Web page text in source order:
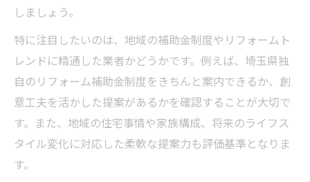
しましょう。
特に注目したいのは、地域の補助金制度やリフォームト
レンドに精通した業者かどうかです。例えば、埼玉県独
自のリフォーム補助金制度をきちんと案内できるか、創
意工夫を活かした提案があるかを確認することが大切で
す。また、地域の住宅事情や家族構成、将来のライフス
タイル変化に対応した柔軟な提案力も評価基準となりま
す。